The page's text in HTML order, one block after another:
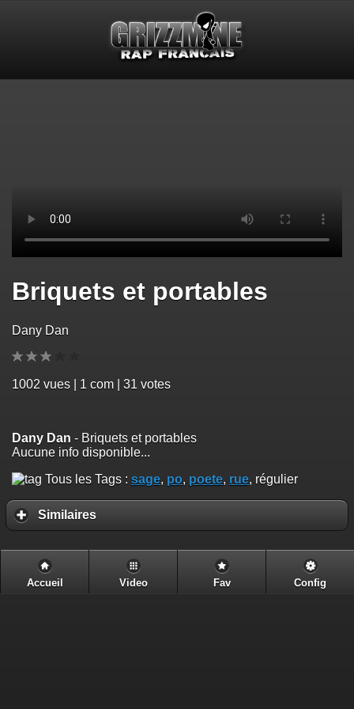
Briquets et portables
Dany Dan
1002 vues | 1 com | 31 votes
Dany Dan - Briquets et portables
Aucune info disponible...
Tous les Tags : sage, po, poete, rue, régulier
Similaires
Accueil Video Fav Config